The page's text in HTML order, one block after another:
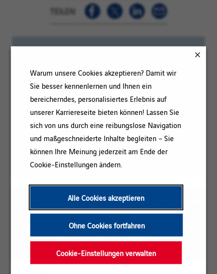
Warum unsere Cookies akzeptieren? Damit wir
Sie besser kennenlernen und Ihnen ein
bereicherndes, personalisiertes Erlebnis auf
unserer Karriereseite bieten können! Lassen Sie
sich von uns durch eine reibungslose Navigation
und maßgeschneiderte Inhalte begleiten – Sie
können Ihre Meinung jederzeit am Ende der
Cookie-Einstellungen ändern.
Alle Cookies akzeptieren
Ohne Cookies fortfahren
Cookie-Einstellungen verwalten
BETRIEB / WARTUNG
Referenz:
CAL-HH-KDM
Standort:
Bremerhaven, Bremen, Deutschland
Vertragsart:
Unbefristeter Arbeitsvertrag
Erfahrungsniveau:
Anfänger
Um das Lesen zu erleichtern, kann auf dieser Seite
die maskuline Pluralform verwendet werden;
unsere Stellenangebote richten sich jedoch an
Personen aller Geschlechter
TEILEN